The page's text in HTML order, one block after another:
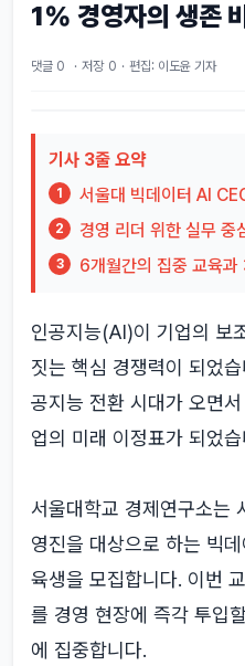
1% 경영자의 생존
댓글 0 · 저장 0 · 편집: 이도윤 기자
기사 3줄 요약
1 서울대 빅데이터 AI
2 경영 리더 위한 실무 중
3 6개월간의 집중 교육
인공지능(AI)이 기업의 보
짓는 핵심 경쟁력이 되었
공지능 전환 시대가 오면
업의 미래 이정표가 되었습
서울대학교 경제연구소는
영진을 대상으로 하는 빅
육생을 모집합니다. 이번
를 경영 현장에 즉각 투입
에 집중합니다.